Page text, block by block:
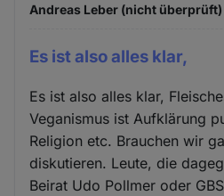
Andreas Leber (nicht überprüft)
Es ist also alles klar,
Es ist also alles klar,
Veganismus ist Aufklärung
Religion etc. Brauchen wir
diskutieren. Leute, die
Beirat Udo Pollmer oder